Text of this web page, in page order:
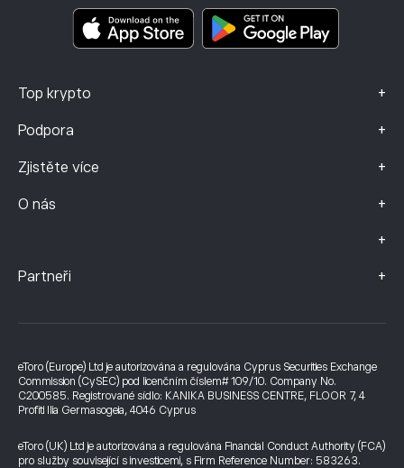
Top krypto +
Podpora +
Zjistěte více +
O nás +
+
Údaje o stížnostech (klienti FCA)
Partneři +
eToro (Europe) Ltd je autorizována a regulována Cyprus Securities Exchange
Commission (CySEC) pod licenčním číslem# 109/10. Company No.
C200585. Registrované sídlo: KANIKA BUSINESS CENTRE, FLOOR 7, 4
Profiti Ilia Germasogeia, 4046 Cyprus
eToro (UK) Ltd je autorizována a regulována Financial Conduct Authority (FCA)
pro služby související s investicemi, s Firm Reference Number: 583263.